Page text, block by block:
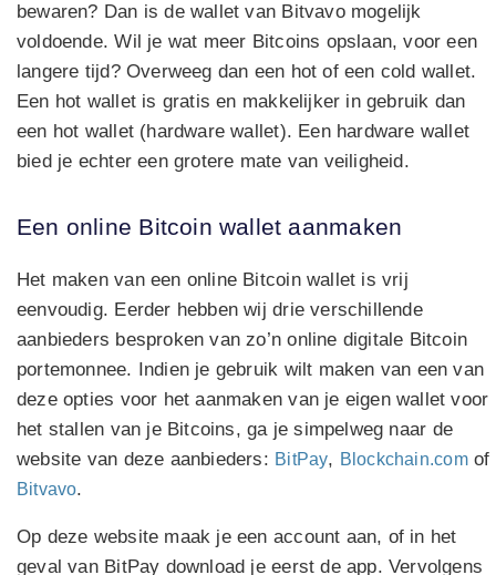
bewaren? Dan is de wallet van Bitvavo mogelijk
voldoende. Wil je wat meer Bitcoins opslaan, voor een
langere tijd? Overweeg dan een hot of een cold wallet.
Een hot wallet is gratis en makkelijker in gebruik dan
een hot wallet (hardware wallet). Een hardware wallet
bied je echter een grotere mate van veiligheid.
Een online Bitcoin wallet aanmaken
Het maken van een online Bitcoin wallet is vrij
eenvoudig. Eerder hebben wij drie verschillende
aanbieders besproken van zo’n online digitale Bitcoin
portemonnee. Indien je gebruik wilt maken van een van
deze opties voor het aanmaken van je eigen wallet voor
het stallen van je Bitcoins, ga je simpelweg naar de
website van deze aanbieders: BitPay, Blockchain.comof
Bitvavo.
Op deze website maak je een account aan, of in het
geval van BitPay download je eerst de app. Vervolgens